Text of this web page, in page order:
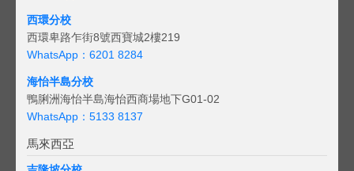
西環分校
西環卑路乍街8號西寶城2樓219
WhatsApp：6201 8284
海怡半島分校
鴨脷洲海怡半島海怡西商場地下G01-02
WhatsApp：5133 8137
馬來西亞